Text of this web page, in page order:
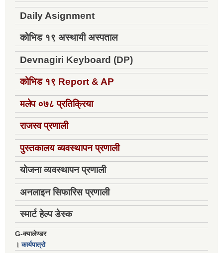
Daily Asignment
कोभिड १९ अस्थायी अस्पताल
Devnagiri Keyboard (DP)
कोभिड १९ Report & AP
मलेप ०७८ प्रतिक्रिया
राजस्व प्रणाली
पुस्तकालय व्यवस्थापन प्रणाली
योजना व्यवस्थापन प्रणाली
अनलाइन सिफारिस प्रणाली
स्मार्ट हेल्प डेस्क
G-क्यालेण्डर
।कार्यपात्रो